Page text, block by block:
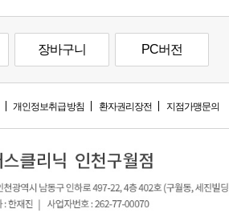
장바구니 PC버전
개인정보취급방침 환자권리장전 지점가맹문의